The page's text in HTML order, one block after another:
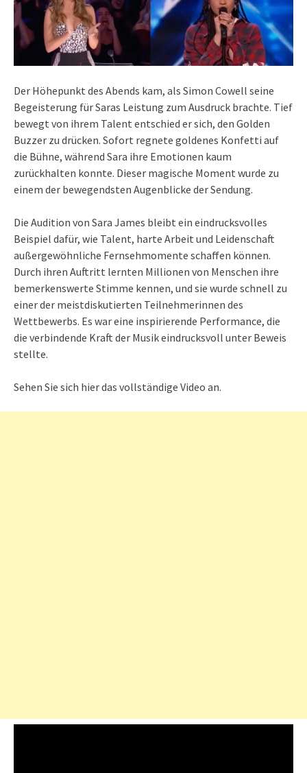
Der Höhepunkt des Abends kam, als Simon Cowell seine
Begeisterung für Saras Leistung zum Ausdruck brachte. Tief
bewegt von ihrem Talent entschied er sich, den Golden
Buzzer zu drücken. Sofort regnete goldenes Konfetti auf
die Bühne, während Sara ihre Emotionen kaum
zurückhalten konnte. Dieser magische Moment wurde zu
einem der bewegendsten Augenblicke der Sendung.
Die Audition von Sara James bleibt ein eindrucksvolles
Beispiel dafür, wie Talent, harte Arbeit und Leidenschaft
außergewöhnliche Fernsehmomente schaffen können.
Durch ihren Auftritt lernten Millionen von Menschen ihre
bemerkenswerte Stimme kennen, und sie wurde schnell zu
einer der meistdiskutierten Teilnehmerinnen des
Wettbewerbs. Es war eine inspirierende Performance, die
die verbindende Kraft der Musik eindrucksvoll unter Beweis
stellte.
Sehen Sie sich hier das vollständige Video an.